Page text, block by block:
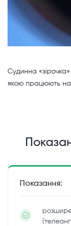
Судинна
якою працюють на
Показання: